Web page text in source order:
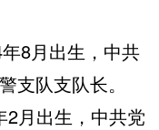
8月出生，中共
支队支队长。
月出生，中共党